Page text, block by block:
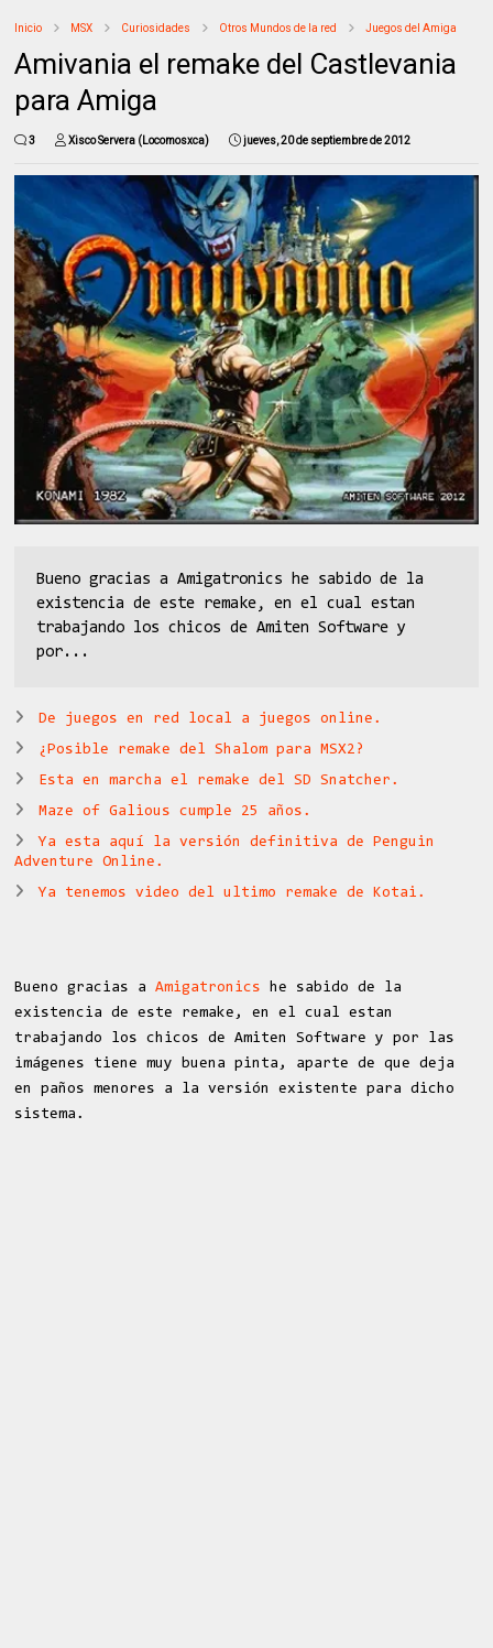
Inicio MSX Curiosidades Otros Mundos de la red Juegos del Amiga
Amivania el remake del Castlevania
para Amiga
3 Xisco Servera (Locomosxca) jueves, 20 de septiembre de 2012
Bueno gracias a Amigatronics he sabido de la
existencia de este remake, en el cual estan
trabajando los chicos de Amiten Software y
por...
De juegos en red local a juegos online.
¿Posible remake del Shalom para MSX2?
Esta en marcha el remake del SD Snatcher.
Maze of Galious cumple 25 años.
Ya esta aquí la versión definitiva de Penguin
Adventure Online.
Ya tenemos video del ultimo remake de Kotai.
Bueno gracias aAmigatronics
he sabido de la
existencia de este remake, en el cual estan
trabajando los chicos de Amiten Software y por las
imágenes tiene muy buena pinta, aparte de que deja
en paños menores a la versión existente para dicho
sistema.